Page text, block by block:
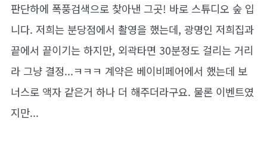
판단하에 폭풍검색으로 찾아낸 그곳! 바로 스튜디오 숲 입
니다. 저희는 분당점에서 촬영을 했는데, 광명인 저희집과
끝에서 끝이기는 하지만, 외곽타면 30분정도 걸리는 거리
라 그냥 결정...ㅋㅋㅋ 계약은 베이비페어에서 했는데 보
너스로 액자 같은거 하나 더 해주더라구요. 물론 이벤트였
지만...